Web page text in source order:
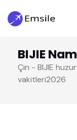
BIJIE
Çin - BIJIE
vakitleri2026